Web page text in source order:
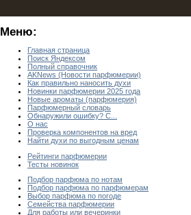
Меню:
Главная страница
Поиск Яндексом
Полный справочник
AKNews (Новости парфюмерии)
Как правильно наносить духи
Новинки парфюмерии 2025 года
Новые ароматы (парфюмерия)
Парфюмерный словарь
Обнаружили ошибку? С...
О нас
Проверка компонентов на вред
Найти духи по выгодным ценам
Рейтинги парфюмерии
Тесты новинок
Подбор парфюма по нотам
Подбор парфюма по парфюмерам
Выбор парфюма по погоде
Семейства парфюмерии
Для работы или вечеринки